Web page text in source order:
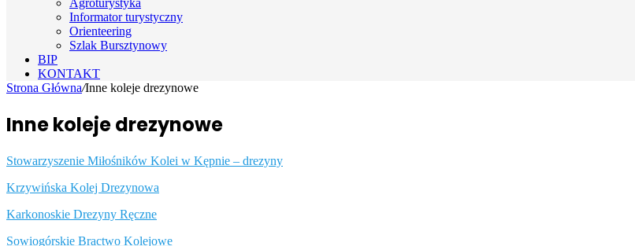
Agroturystyka
Informator turystyczny
Orienteering
Szlak Bursztynowy
BIP
KONTAKT
Strona Główna/Inne koleje drezynowe
Inne koleje drezynowe
Stowarzyszenie Miłośników Kolei w Kępnie – drezyny
Krzywińska Kolej Drezynowa
Karkonoskie Drezyny Ręczne
Sowiogórskie Bractwo Kolejowe